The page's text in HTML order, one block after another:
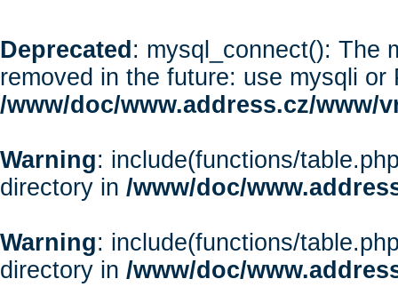
Deprecated : mysql_connect(): The
removed in the future: use mysqli or
/www/doc/www.address.cz/www/
Warning: include(functions/
directory in /www/doc/
Warning: include(functions/
directory in /www/doc/